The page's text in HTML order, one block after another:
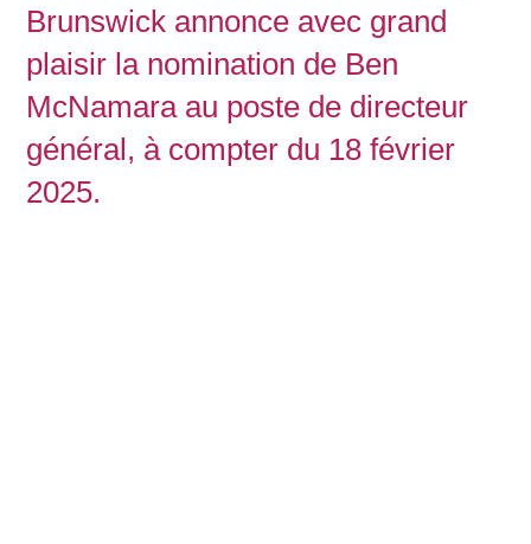
Brunswick annonce avec grand
plaisir la nomination de Ben
McNamara au poste de directeur
général, à compter du 18 février
2025.